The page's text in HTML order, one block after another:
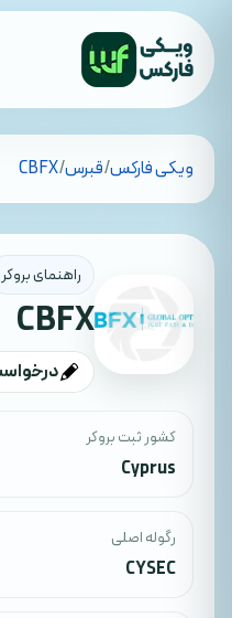
تمام کشورهاویکی فارکس/قبرس/
CBFX
راهنمای بروکر
CBFX
کشور ثبت بروکر
Cyprus
رگوله اصلی
CYSEC